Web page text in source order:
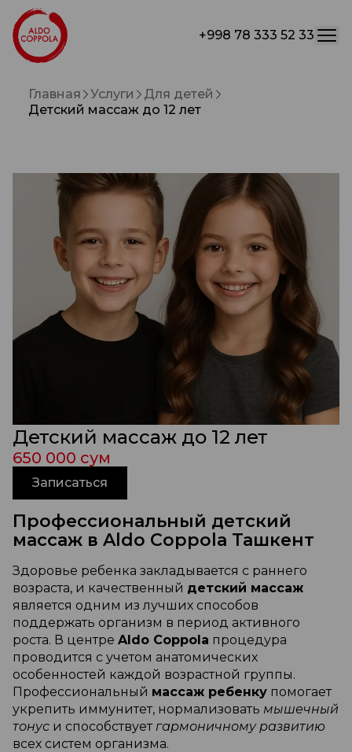
+998 78 333 52 33
Главная Услуги
Для детей
Детский массаж до 12 лет
Детский массаж до 12 лет
650 000 сум
Записаться
Профессиональный детский
массаж в Aldo Coppola Ташкент
Здоровье ребенка закладывается с раннего
возраста, и качественный детский массаж
является одним из лучших способов
поддержать организм в период активного
роста. В центре Aldo Coppola процедура
проводится с учетом анатомических
особенностей каждой возрастной группы.
Профессиональный массаж ребенку помогает
укрепить иммунитет, нормализовать мышечный
тонус и способствует гармоничному развитию
всех систем организма.